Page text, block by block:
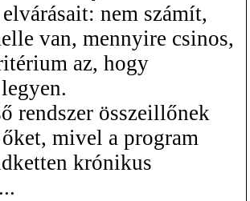
nem számít,
van, mennyire csinos,
az, hogy
rendszer összeillőnek
mivel a program
krónikus